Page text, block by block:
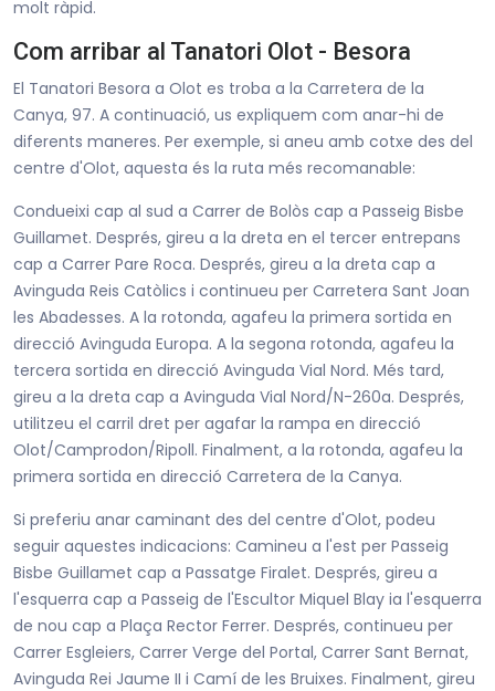
molt ràpid.
Com arribar al Tanatori Olot - Besora
El Tanatori Besora a Olot es troba a la Carretera de la
Canya, 97. A continuació, us expliquem com anar-hi de
diferents maneres. Per exemple, si aneu amb cotxe des del
centre d'Olot, aquesta és la ruta més recomanable:
Condueixi cap al sud a Carrer de Bolòs cap a Passeig Bisbe
Guillamet. Després, gireu a la dreta en el tercer entrepans
cap a Carrer Pare Roca. Després, gireu a la dreta cap a
Avinguda Reis Catòlics i continueu per Carretera Sant Joan
les Abadesses. A la rotonda, agafeu la primera sortida en
direcció Avinguda Europa. A la segona rotonda, agafeu la
tercera sortida en direcció Avinguda Vial Nord. Més tard,
gireu a la dreta cap a Avinguda Vial Nord/N-260a. Després,
utilitzeu el carril dret per agafar la rampa en direcció
Olot/Camprodon/Ripoll. Finalment, a la rotonda, agafeu la
primera sortida en direcció Carretera de la Canya.
Si preferiu anar caminant des del centre d'Olot, podeu
seguir aquestes indicacions: Camineu a l'est per Passeig
Bisbe Guillamet cap a Passatge Firalet. Després, gireu a
l'esquerra cap a Passeig de l'Escultor Miquel Blay ia l'esquerra
de nou cap a Plaça Rector Ferrer. Després, continueu per
Carrer Esgleiers, Carrer Verge del Portal, Carrer Sant Bernat,
Avinguda Rei Jaume II i Camí de les Bruixes. Finalment, gireu